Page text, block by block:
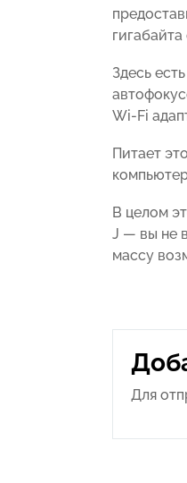
Здесь
Wi-Fi
Питает
В целом
J — вы не
массу
Для